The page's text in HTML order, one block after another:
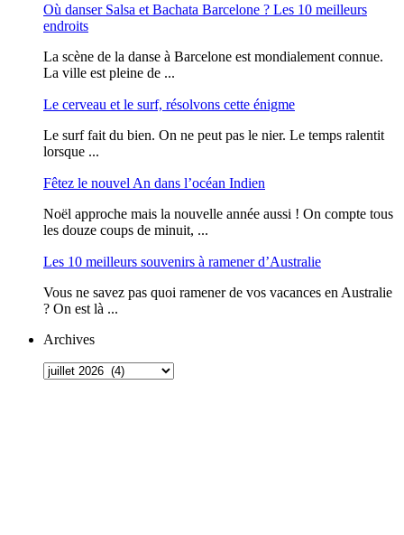
Où danser Salsa et Bachata Barcelone ? Les 10 meilleurs
endroits
La scène de la danse à Barcelone est mondialement connue.
La ville est pleine de ...
Le cerveau et le surf, résolvons cette énigme
Le surf fait du bien. On ne peut pas le nier. Le temps ralentit
lorsque ...
Fêtez le nouvel An dans l’océan Indien
Noël approche mais la nouvelle année aussi ! On compte tous
les douze coups de minuit, ...
Les 10 meilleurs souvenirs à ramener d’Australie
Vous ne savez pas quoi ramener de vos vacances en Australie
? On est là ...
Archives